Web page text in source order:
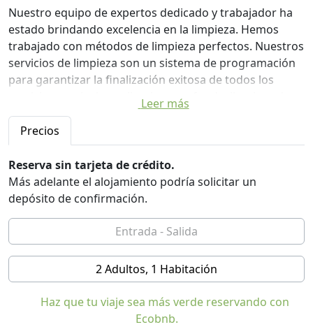
Nuestro equipo de expertos dedicado y trabajador ha
estado brindando excelencia en la limpieza. Hemos
trabajado con métodos de limpieza perfectos. Nuestros
servicios de limpieza son un sistema de programación
para garantizar la finalización exitosa de todos los
servicios que incluyen limpieza profunda, limpieza de
mármol, servicio de reparación de aire acondicionado,
servicios de limpieza de oficinas, servicio de limpieza de
tanques de agua y también servicios de personal de
mantenimiento en Lahore, etc. Estamos orgullosos de
tener un gran número de clientes a largo plazo que
están satisfechos con nuestros servicios.
seguridad y por ello mantiene las políticas de seguridad
estipuladas por los clientes. Nunca olvidamos que es un
privilegio servir a nuestros clientes. Tratamos
cuidadosamente su propiedad mientras la limpiamos.
Puede esperar nuestro servicio de alta calidad de un
personal profesional que está bien capacitado. A
Leer más
Precios
Reserva sin tarjeta de crédito.
Más adelante el alojamiento podría solicitar un
depósito de confirmación.
2 Adultos, 1 Habitación
Haz que tu viaje sea más verde reservando con
Ecobnb.